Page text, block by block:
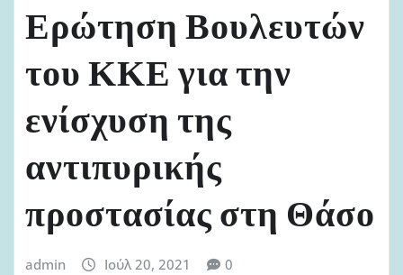
Ερώτηση Βουλευτών
του ΚΚΕ για την
ενίσχυση της
αντιπυρικής
προστασίας στη Θάσο
admin Ιούλ 20, 2021 0